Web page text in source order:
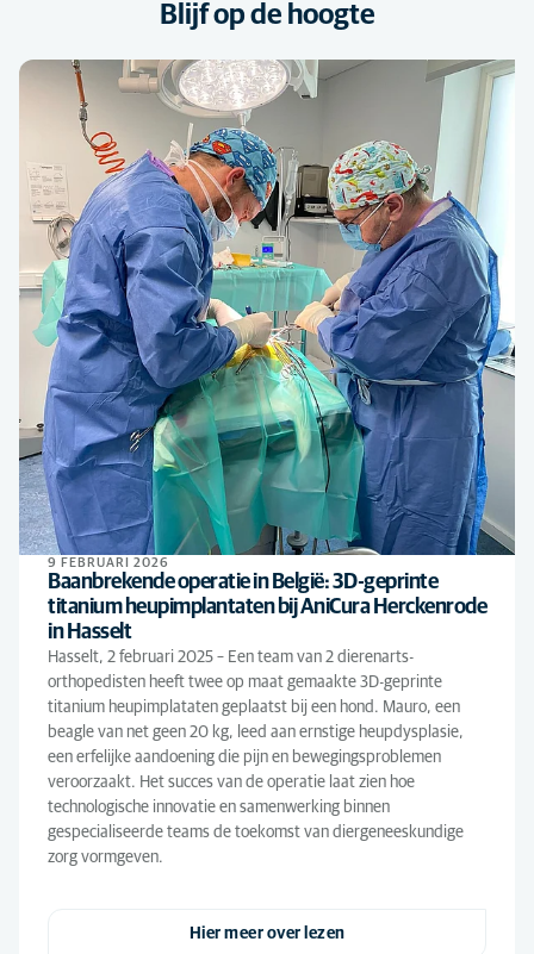
Blijf op de hoogte
9 FEBRUARI 2026
Baanbrekende operatie in België: 3D-geprinte
titanium heupimplantaten bij AniCura Herckenrode
in Hasselt
Hasselt, 2 februari 2025 – Een team van 2 dierenarts-
orthopedisten heeft twee op maat gemaakte 3D-geprinte
titanium heupimplataten geplaatst bij een hond. Mauro, een
beagle van net geen 20 kg, leed aan ernstige heupdysplasie,
een erfelijke aandoening die pijn en bewegingsproblemen
veroorzaakt. Het succes van de operatie laat zien hoe
technologische innovatie en samenwerking binnen
gespecialiseerde teams de toekomst van diergeneeskundige
zorg vormgeven.
Hier meer over lezen